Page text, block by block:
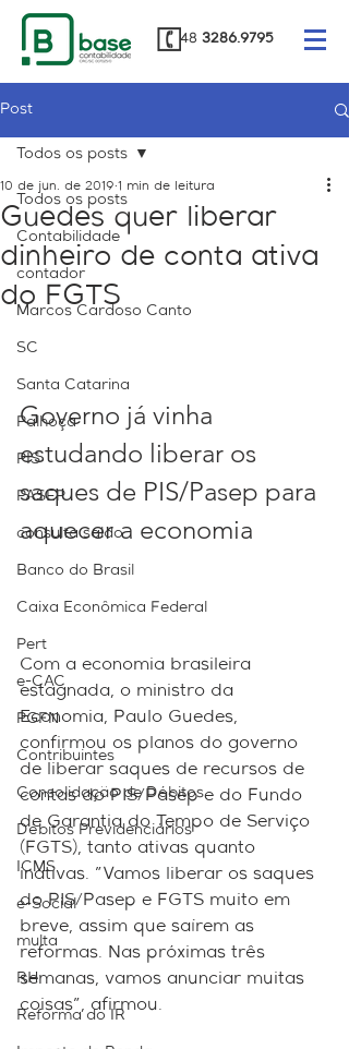
48 3286.9795
Post
Todos os posts
Contabilidade
contador
Marcos Cardoso Canto
SC
Santa Catarina
Palhoça
PIS
PASEP
consulta saldo
Banco do Brasil
Caixa Econômica Federal
Pert
e-CAC
PGFN
Contribuintes
Consolidação de Débitos
Débitos Previdenciários
ICMS
e-Social
multa
RH
Reforma do IR
Todos os posts
Guedes quer liberar
dinheiro de conta ativa
do FGTS
10 de jun. de 2019 1 min de leitura
Governo já vinha
estudando liberar os
saques de PIS/Pasep para
aquecer a economia
Com a economia brasileira
estagnada, o ministro da
Economia, Paulo Guedes,
confirmou os planos do governo
de liberar saques de recursos de
contas do PIS/Pasep e do Fundo
de Garantia do Tempo de Serviço
(FGTS), tanto ativas quanto
inativas. "Vamos liberar os saques
do PIS/Pasep e FGTS muito em
breve, assim que saírem as
reformas. Nas próximas três
semanas, vamos anunciar muitas
coisas", afirmou.